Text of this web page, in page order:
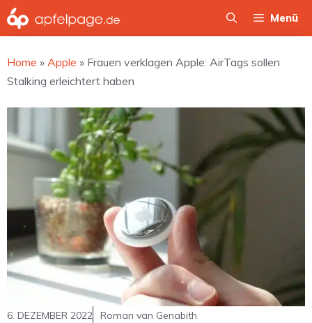
Zum
Inhalt
Menü
Home » Apple » Frauen verklagen Apple: AirTags sollen
Stalking erleichtert haben
6. DEZEMBER 2022 Roman van Genabith